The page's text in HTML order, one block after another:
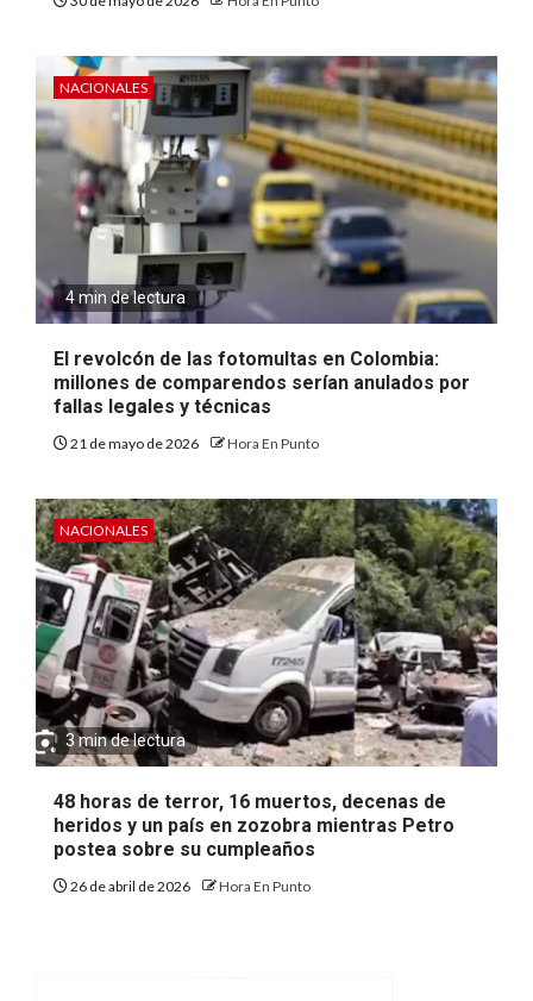
NACIONALES
4 min de lectura
El revolcón de las fotomultas en Colombia:
millones de comparendos serían anulados por
fallas legales y técnicas
21 de mayo de 2026 Hora En Punto
NACIONALES
3 min de lectura
48 horas de terror, 16 muertos, decenas de
heridos y un país en zozobra mientras Petro
postea sobre su cumpleaños
26 de abril de 2026 Hora En Punto